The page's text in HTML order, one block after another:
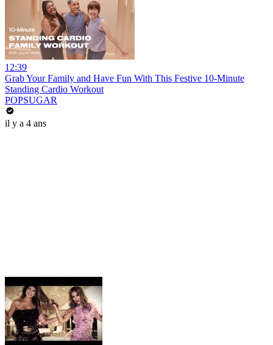
12:39
Grab Your Family and Have Fun With This Festive 10-Minute
Standing Cardio Workout
POPSUGAR
il y a 4 ans